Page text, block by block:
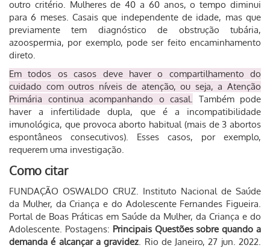
outro critério. Mulheres de 40 a 60 anos, o tempo diminui
para 6 meses. Casais que independente de idade, mas que
previamente tem diagnóstico de obstrução tubária,
azoospermia, por exemplo, pode ser feito encaminhamento
direto.
Em todos os casos deve haver o compartilhamento do
cuidado com outros níveis de atenção, ou seja, a Atenção
Primária continua acompanhando o casal. Também pode
haver a infertilidade dupla, que é a incompatibilidade
imunológica, que provoca aborto habitual (mais de 3 abortos
espontâneos consecutivos). Esses casos, por exemplo,
requerem uma investigação.
Como citar
FUNDAÇÃO OSWALDO CRUZ. Instituto Nacional de Saúde
da Mulher, da Criança e do Adolescente Fernandes Figueira.
Portal de Boas Práticas em Saúde da Mulher, da Criança e do
Adolescente. Postagens: Principais Questões sobre quando a
demanda é alcançar a gravidez. Rio de Janeiro, 27 jun. 2022.